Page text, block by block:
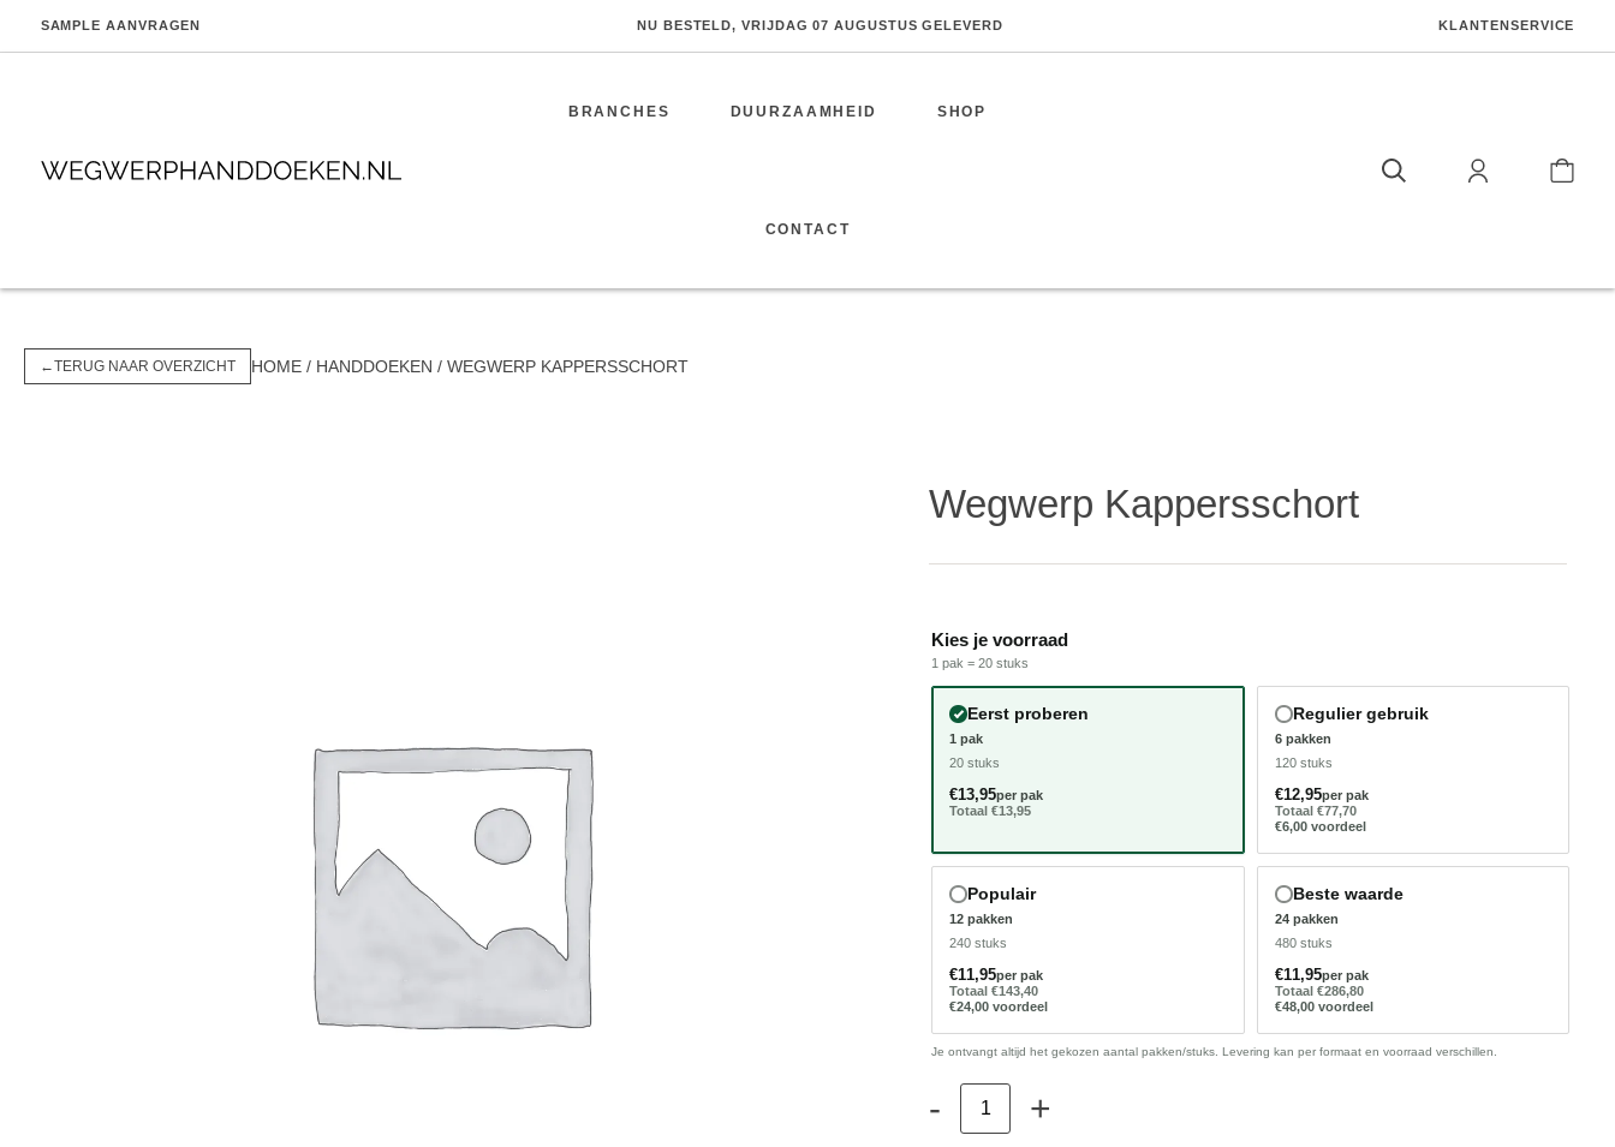
SAMPLE AANVRAGEN NU BESTELD, VRIJDAG 07 AUGUSTUS GELEVERD KLANTENSERVICE
BRANCHES
Kappers
DUURZAAMHEID
AFGELEID UIT DE NATUUR
SHOP
CONTACT
←TERUG NAAR OVERZICHT HOME / HANDDOEKEN / WEGWERP KAPPERSSCHORT
Wegwerp Kappersschort
Kies je voorraad
1 pak = 20 stuks
Eerst proberen
1 pak
20 stuks
€13,95per pak
Totaal €13,95
Regulier gebruik
6 pakken
120 stuks
€12,95per pak
Totaal €77,70
€6,00 voordeel
Populair
12 pakken
240 stuks
€11,95per pak
Totaal €143,40
€24,00 voordeel
Beste waarde
24 pakken
480 stuks
€11,95per pak
Totaal €286,80
€48,00 voordeel
Je ontvangt altijd het gekozen aantal pakken/stuks. Levering kan per formaat en voorraad verschillen.
- Wegwerp
Kappersschort
+